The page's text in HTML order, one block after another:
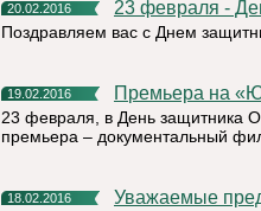
20.02.2016 23 февраля -
Поздравляем вас с Днем
19.02.2016 Премьера на
23 февраля, в День защитника
премьера – документальный
18.02.2016 Уважаемые